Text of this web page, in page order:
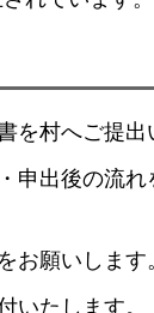
を村へご提出
申出後の流れ
お願いします
いたします。